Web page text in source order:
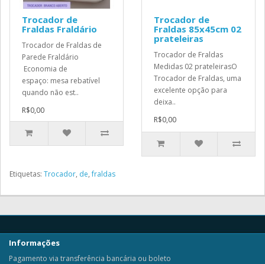
Trocador de
Fraldas Fraldário
Trocador de Fraldas de
Parede Fraldário
Economia de
espaço: mesa rebatível
quando não est..
R$0,00
Trocador de
Fraldas 85x45cm 02
prateleiras
Trocador de Fraldas
Medidas 02 prateleirasO
Trocador de Fraldas, uma
excelente opção para
deixa..
R$0,00
Etiquetas: Trocador, de,fraldas
Informações
Pagamento via transferência bancária ou boleto